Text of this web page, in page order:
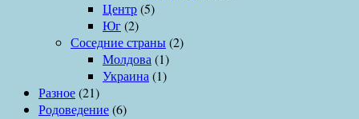
Центр(5)
Юг(2)
Соседние страны(2)
Молдова (1)
Украина (1)
Разное(21)
Родоведение(6)